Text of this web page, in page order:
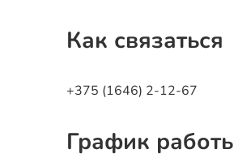
Как связаться
+375 (1646) 2-12-67
График